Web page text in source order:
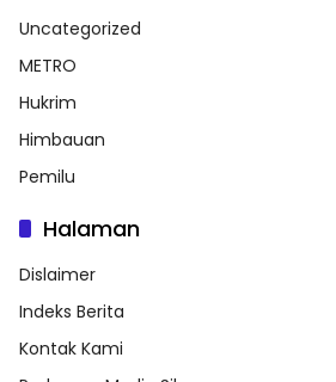
Uncategorized
METRO
Hukrim
Himbauan
Pemilu
Halaman
Dislaimer
Indeks Berita
Kontak Kami